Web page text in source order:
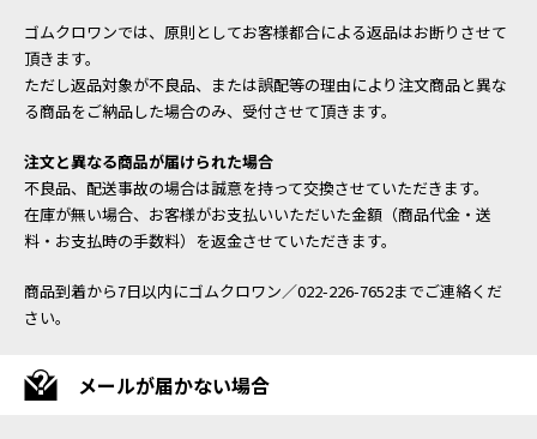
ゴムクロワンでは、原則としてお客様都合による返品はお断りさせて
頂きます。
ただし返品対象が不良品、または誤配等の理由により注文商品と異な
る商品をご納品した場合のみ、受付させて頂きます。
注文と異なる商品が届けられた場合
不良品、配送事故の場合は誠意を持って交換させていただきます。
在庫が無い場合、お客様がお支払いいただいた金額（商品代金・送
料・お支払時の手数料）を返金させていただきます。
商品到着から7日以内にゴムクロワン／022-226-7652までご連絡くだ
さい。
メールが届かない場合